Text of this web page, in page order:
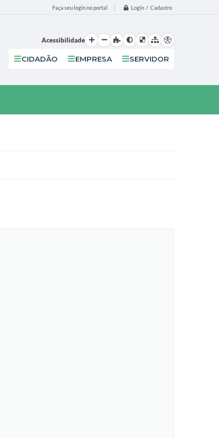
Faça seu login no portal Login / Cadastro
Acessibilidade
CIDADÃO EMPRESA SERVIDOR